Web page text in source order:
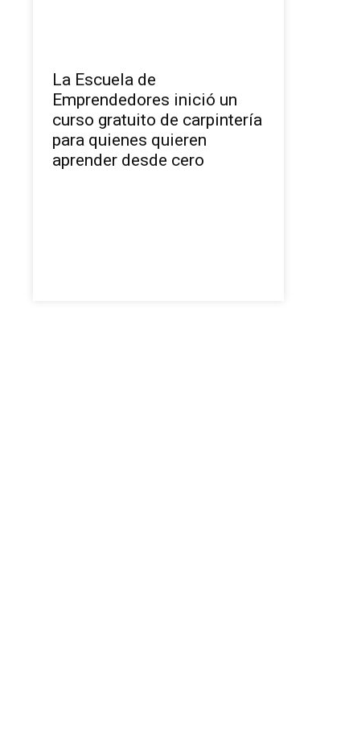
La Escuela de
Emprendedores inició un
curso gratuito de carpintería
para quienes quieren
aprender desde cero